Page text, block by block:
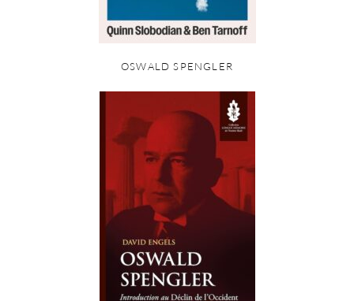
OSWALD SPENGLER